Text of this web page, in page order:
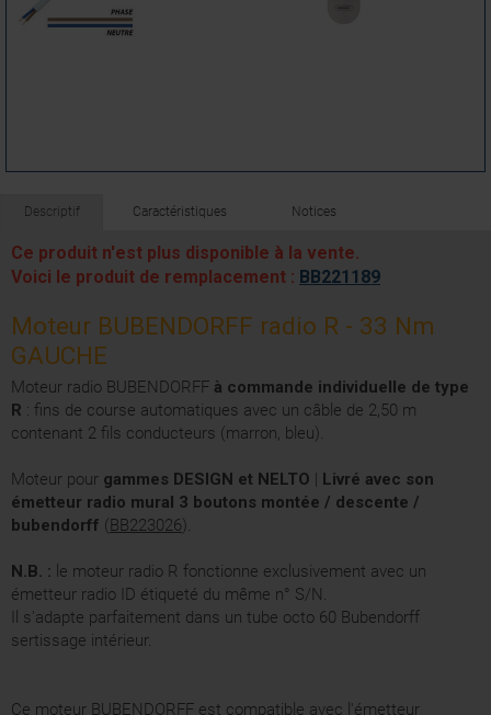
Descriptif Caractéristiques Notices
Ce produit n'est plus disponible à la vente.
Voici le produit de remplacement : BB221189
Moteur BUBENDORFF radio R - 33 Nm
GAUCHE
Moteur radio BUBENDORFF à commande individuelle de type
R : fins de course automatiques avec un câble de 2,50 m
contenant 2 fils conducteurs (marron, bleu).
Moteur pour gammes DESIGN et NELTO | Livré avec son
émetteur radio mural 3 boutons montée / descente /
bubendorff (BB223026).
N.B. : le moteur radio R fonctionne exclusivement avec un
émetteur radio ID étiqueté du même n° S/N.
Il s'adapte parfaitement dans un tube octo 60 Bubendorff
sertissage intérieur.
Ce moteur BUBENDORFF est compatible avec l'émetteur